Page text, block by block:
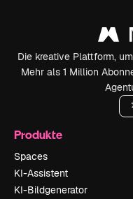
Die kreative Plattform,
Mehr als 1 Million
Produkte
Spaces
KI-Assistent
KI-Bildgenerator